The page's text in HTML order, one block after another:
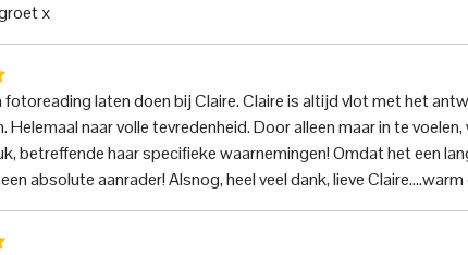
x
fotoreading laten doen bij Claire. Claire is altijd vlot met het
Helemaal naar volle tevredenheid. Door alleen maar in te
betreffende haar specifieke waarnemingen! Omdat het een
absolute aanrader! Alsnog, heel veel dank, lieve